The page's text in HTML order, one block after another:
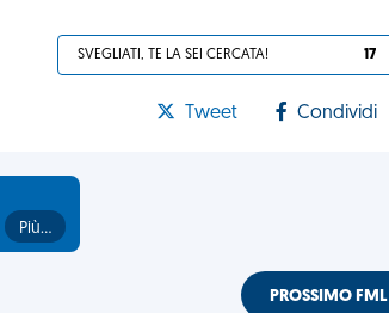
SVEGLIATI, TE LA SEI CERCATA! 17
Tweet Condividi
Più…
PROSSIMO FML